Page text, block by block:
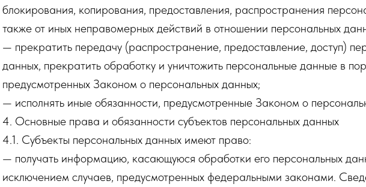
блокирования, копирования, предоставления, распространения
также от иных неправомерных действий в отношении персональных
— прекратить передачу (распространение, предоставление, доступ)
данных, прекратить обработку и уничтожить персональные данные в
предусмотренных Законом о персональных данных;
— исполнять иные обязанности, предусмотренные Законом о
4. Основные права и обязанности субъектов персональных данных
4.1. Субъекты персональных данных имеют право:
— получать информацию, касающуюся обработки его персональных
исключением случаев, предусмотренных федеральными законами.